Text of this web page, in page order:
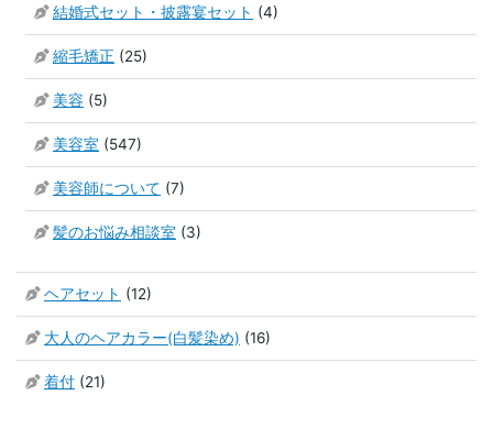
結婚式セット・披露宴セット (4)
縮毛矯正 (25)
美容 (5)
美容室 (547)
美容師について (7)
髪のお悩み相談室 (3)
ヘアセット (12)
大人のヘアカラー(白髪染め) (16)
着付 (21)